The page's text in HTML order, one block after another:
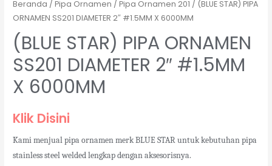
Beranda /Pipa Ornamen /Pipa Ornamen 201 / (BLUE STAR) PIPA
ORNAMEN SS201 DIAMETER 2″ #1.5MM X 6000MM
(BLUE STAR) PIPA ORNAMEN
SS201 DIAMETER 2″ #1.5MM
X 6000MM
Klik Disini
Kami menjual pipa ornamen merk BLUE STAR untuk kebutuhan pipa
stainless steel welded lengkap dengan aksesorisnya.